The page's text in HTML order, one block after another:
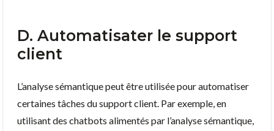
D. Automatisater le support
client
L’analyse sémantique peut être utilisée pour automatiser
certaines tâches du support client. Par exemple, en
utilisant des chatbots alimentés par l’analyse sémantique,